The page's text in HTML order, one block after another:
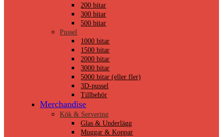
200 bitar
300 bitar
500 bitar
Pussel
1000 bitar
1500 bitar
2000 bitar
3000 bitar
5000 bitar (eller fler)
3D-pussel
Tillbehör
Merchandise
Kök & Servering
Glas & Underlägg
Muggar & Koppar